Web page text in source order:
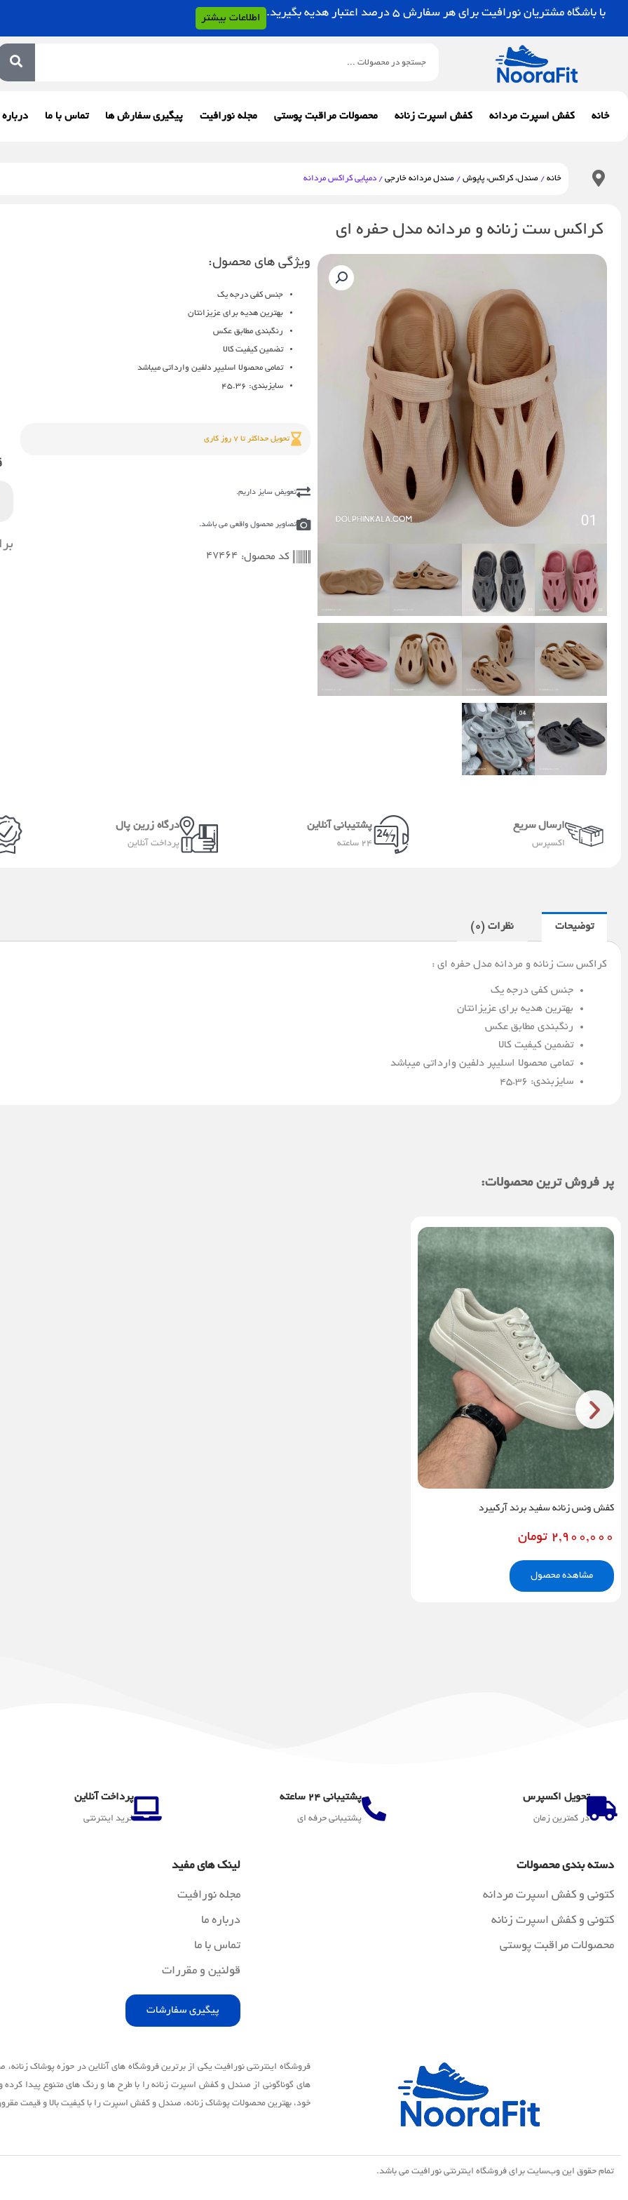
با باشگاه مشتریان نورافیت برای هر سفارش 5 درصد اعتبار هدیه بگیرید. اطلاعات بیشتر
خانه کفش اسپرت مردانه کفش اسپرت زنانه محصولات مراقبت پوستی مجله نورافیت پیگیری سفارش ها تماس با ما درباره
خانه / صندل، کراکس، پاپوش / صندل مردانه خارجی / دمپایی کراکس مردانه
کراکس ست زنانه و مردانه مدل حفره ای
ویژگی های محصول:
جنس کفی درجه یک
بهترین هدیه برای عزیزانتان
رنگبندی مطابق عکس
تضمین کیفیت کالا
تمامی محصولا اسلیپر دلفین وارداتی میباشد
سایزبندی: 45.36
تحویل حداکثر تا 7 روز کاری
تعویض سایز داریم.
تصاویر محصول واقعی می باشد.
کد محصول: 47464
ارسال سریع
اکسپرس
پشتیبانی آنلاین
24 ساعته
درگاه زرین پال
پرداخت آنلاین
توضیحات نظرات (0)
کراکس ست زنانه و مردانه مدل حفره ای :
جنس کفی درجه یک
بهترین هدیه برای عزیزانتان
رنگبندی مطابق عکس
تضمین کیفیت کالا
تمامی محصولا اسلیپر دلفین وارداتی میباشد
سایزبندی: 45.36
پر فروش ترین محصولات:
کفش ونس زنانه سفید برند آرکبیرد
2,900,000 تومان
مشاهده محصول
تحویل اکسپرس
در کمترین زمان
پشتیبانی 24 ساعته
پشتیبانی حرفه ای
پرداخت آنلاین
خرید اینترنتی
دسته بندی محصولات
کتونی و کفش اسپرت مردانه
کتونی و کفش اسپرت زنانه
محصولات مراقبت پوستی
لینک های مفید
مجله نورافیت
درباره ما
تماس با ما
قولنین و مقررات
پیگیری سفارشات
فروشگاه اینترنتی نورافیت یکی از برترین فروشگاه های آنلاین در حوزه پوشاک
های گوناگونی از صندل و کفش اسپرت زنانه را با طرح ها و رنگ های متنوع پیدا
خود، بهترین محصولات پوشاک زنانه، صندل و کفش اسپرت را با کیفیت بالا و قیمت
تمام حقوق اين وب‌سايت برای فروشگاه اینترنتی نورافیت می باشد.